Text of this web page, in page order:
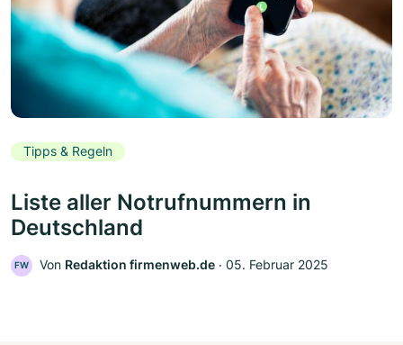
Tipps & Regeln
Liste aller Notrufnummern in
Deutschland
FW Von Redaktion firmenweb.de ‧ 05. Februar 2025